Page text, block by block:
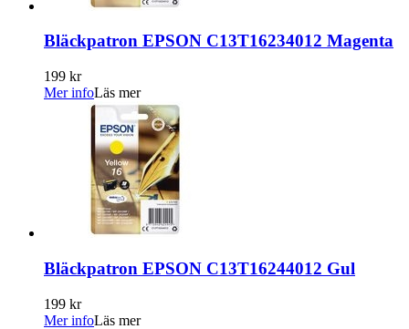
Bläckpatron EPSON C13T16234012 Magenta
199 kr
Mer infoLäs mer
Bläckpatron EPSON C13T16244012 Gul
199 kr
Mer infoLäs mer